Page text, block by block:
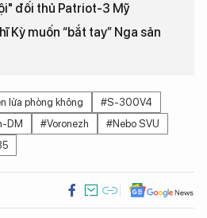
đối thủ Patriot-3 Mỹ
Kỳ muốn “bắt tay” Nga sản
lửa phòng không
#S-300V4
DM
#Voronezh
#Nebo SVU